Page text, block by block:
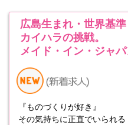
広島生まれ・世界基準
カイハラの挑戦。
メイド・イン・ジャ
『ものづくりが好き』
その気持ちに正直でいられる